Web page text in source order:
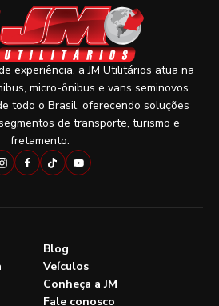
experiência, a JM Utilitários atua na
micro-ônibus e vans seminovos.
todo o Brasil, oferecendo soluções
de transporte, turismo e
fretamento.
Blog
Veículos
Conheça a JM
Fale conosco